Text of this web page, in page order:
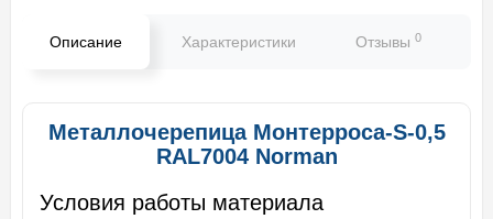
Описание Характеристики Отзывы 0
Металлочерепица Монтерроса-S-0,5
RAL7004 Norman
Условия работы материала